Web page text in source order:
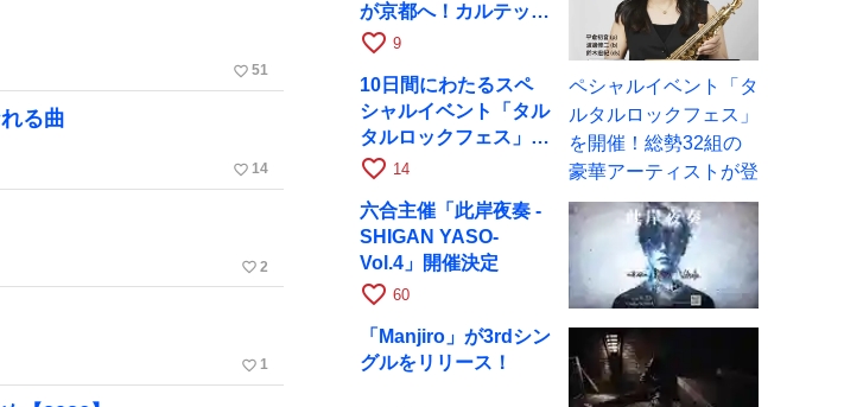
favorite_border 51
る曲
favorite_border 14
favorite_border 2
favorite_border 1
が京都へ！カルテッ
ト・ツアー京都公演を
favorite_border 9
10日間にわたるスペ
シャルイベント「タル
タルロックフェス」を
開催！総勢32組の豪
favorite_border 14
六合主催「此岸夜奏 -
SHIGAN YASO-
Vol.4」開催決定
favorite_border 60
「Manjiro」が3rdシン
グルをリリース！